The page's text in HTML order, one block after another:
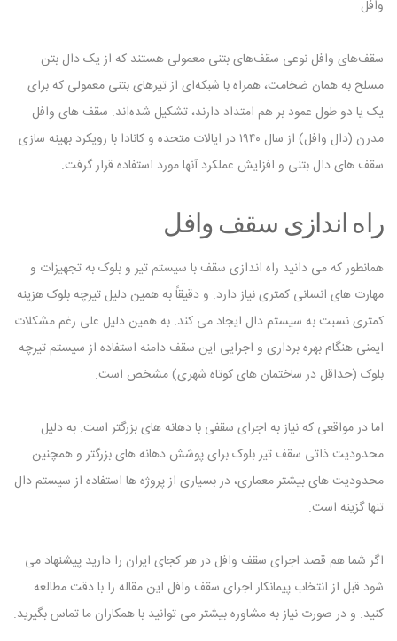
وافل
سقف‌های وافل نوعی سقف‌های بتنی معمولی هستند که از یک دال بتن
مسلح به همان ضخامت، همراه با شبکه‌ای از تیرهای بتنی معمولی که برای
یک یا دو طول عمود بر هم امتداد دارند، تشکیل شده‌اند. سقف های وافل
مدرن (دال وافل) از سال ۱۹۴۰ در ایالات متحده و کانادا با رویکرد بهینه سازی
سقف های دال بتنی و افزایش عملکرد آنها مورد استفاده قرار گرفت.
راه اندازی سقف وافل
همانطور که می دانید راه اندازی سقف با سیستم تیر و بلوک به تجهیزات و
مهارت های انسانی کمتری نیاز دارد. و دقیقاً به همین دلیل تیرچه بلوک هزینه
کمتری نسبت به سیستم دال ایجاد می کند. به همین دلیل علی رغم مشکلات
ایمنی هنگام بهره برداری و اجرایی این سقف دامنه استفاده از سیستم تیرچه
بلوک (حداقل در ساختمان های کوتاه شهری) مشخص است.
اما در مواقعی که نیاز به اجرای سقفی با دهانه های بزرگتر است. به دلیل
محدودیت ذاتی سقف تیر بلوک برای پوشش دهانه های بزرگتر و همچنین
محدودیت های بیشتر معماری، در بسیاری از پروژه ها استفاده از سیستم دال
تنها گزینه است.
اگر شما هم قصد اجرای سقف وافل در هر کجای ایران را دارید پیشنهاد می
شود قبل از انتخاب پیمانکار اجرای سقف وافل این مقاله را با دقت مطالعه
کنید. و در صورت نیاز به مشاوره بیشتر می توانید با همکاران ما تماس بگیرید.